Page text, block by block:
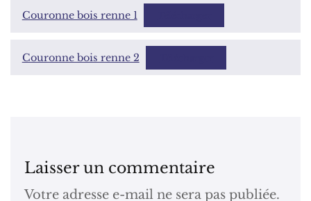
Couronne bois renne 1
Couronne bois renne 2
Laisser un commentaire
Votre adresse e-mail ne sera pas publiée.